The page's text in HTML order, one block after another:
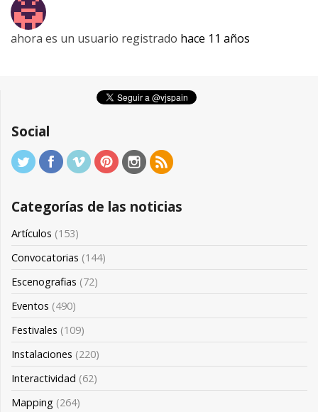
ahora es un usuario registrado hace 11 años
Social
Categorías de las noticias
Artículos (153)
Convocatorias (144)
Escenografias (72)
Eventos (490)
Festivales (109)
Instalaciones (220)
Interactividad (62)
Mapping (264)